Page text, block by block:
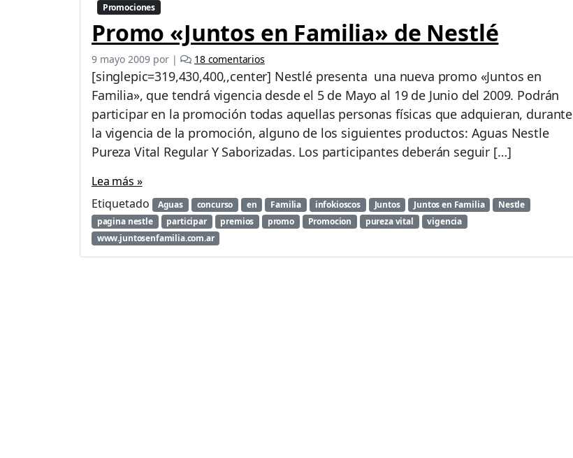
Promociones
Promo «Juntos en Familia» de Nestlé
9 mayo 2009 por | 18 comentariose
n
P
r
o
m
«
n
t
o
[singlepic=319,430,400,,center] Nestlé presenta una nueva promo «Juntos en
Familia», que tendrá vigencia desde el 5 de Mayo al 19 de Junio del 2009. Podrán
participar en la promoción todas aquellas personas físicas que adquieran, durante
la vigencia de la promoción, alguno de los siguientes productos: Aguas Nestle
Pureza Vital Regular Y Saborizadas. Los participantes deberán seguir […]
Lea más »
Etiquetado
Aguas concurso en Familia infokioscos Juntos Juntos en Familia
Nestle
pagina nestle
participar premios promo Promocion pureza vital
vigencia
www.juntosenfamilia.com.ar